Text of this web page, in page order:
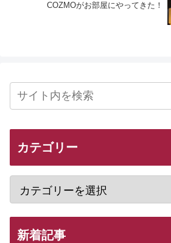
COZMOがお部屋にやってきた！
カテゴリー
新着記事